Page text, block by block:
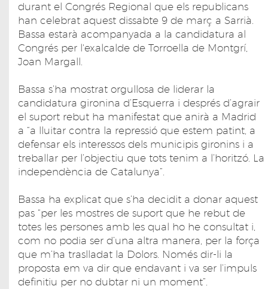
durant el Congrés Regional que els republicans
han celebrat aquest dissabte 9 de març a Sarrià.
Bassa estarà acompanyada a la candidatura al
Congrés per l'exalcalde de Torroella de Montgrí,
Joan Margall.
Bassa s’ha mostrat orgullosa de liderar la
candidatura gironina d’Esquerra i després d’agrair
el suport rebut ha manifestat que anirà a Madrid
a “a lluitar contra la repressió que estem patint, a
defensar els interessos dels municipis gironins i a
treballar per l’objectiu que tots tenim a l’horitzó. La
independència de Catalunya”.
Bassa ha explicat que s’ha decidit a donar aquest
pas “per les mostres de suport que he rebut de
totes les persones amb les qual ho he consultat i,
com no podia ser d’una altra manera, per la força
que m’ha traslladat la Dolors. Només dir-li la
proposta em va dir que endavant i va ser l’impuls
definitiu per no dubtar ni un moment”.